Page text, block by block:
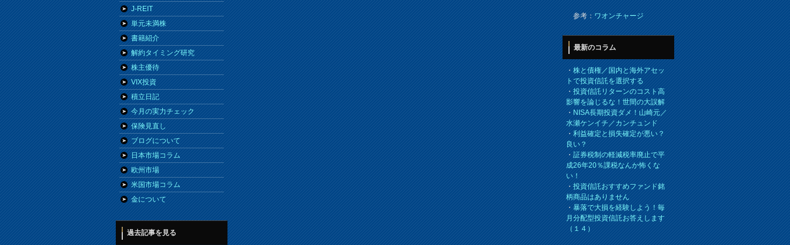
J-REIT
単元未満株
書籍紹介
解約タイミング研究
株主優待
VIX投資
積立日記
今月の実力チェック
保険見直し
ブログについて
日本市場コラム
欧州市場
米国市場コラム
金について
過去記事を見る
参考：ワオンチャージ
最新のコラム
・株と債権／国内と海外アセッ
トで投資信託を選択する
・投資信託リターンのコスト高
影響を論じるな！世間の大誤解
・NISA長期投資ダメ！山崎元／
水瀬ケンイチ／カンチュンド
・利益確定と損失確定が悪い？
良い？
・証券税制の軽減税率廃止で平
成26年20％課税なんか怖くな
い！
・投資信託おすすめファンド銘
柄商品はありません
・暴落で大損を経験しよう！毎
月分配型投資信託お答えします
（１４）